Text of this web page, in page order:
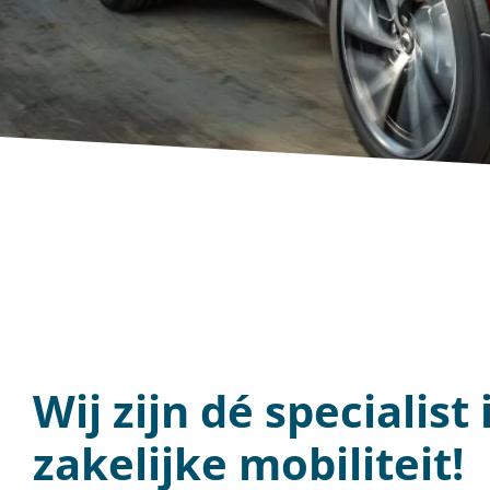
Voor vakkundig en
Neem contact met mij op!
Wij zijn dé specialist
zakelijke mobiliteit!